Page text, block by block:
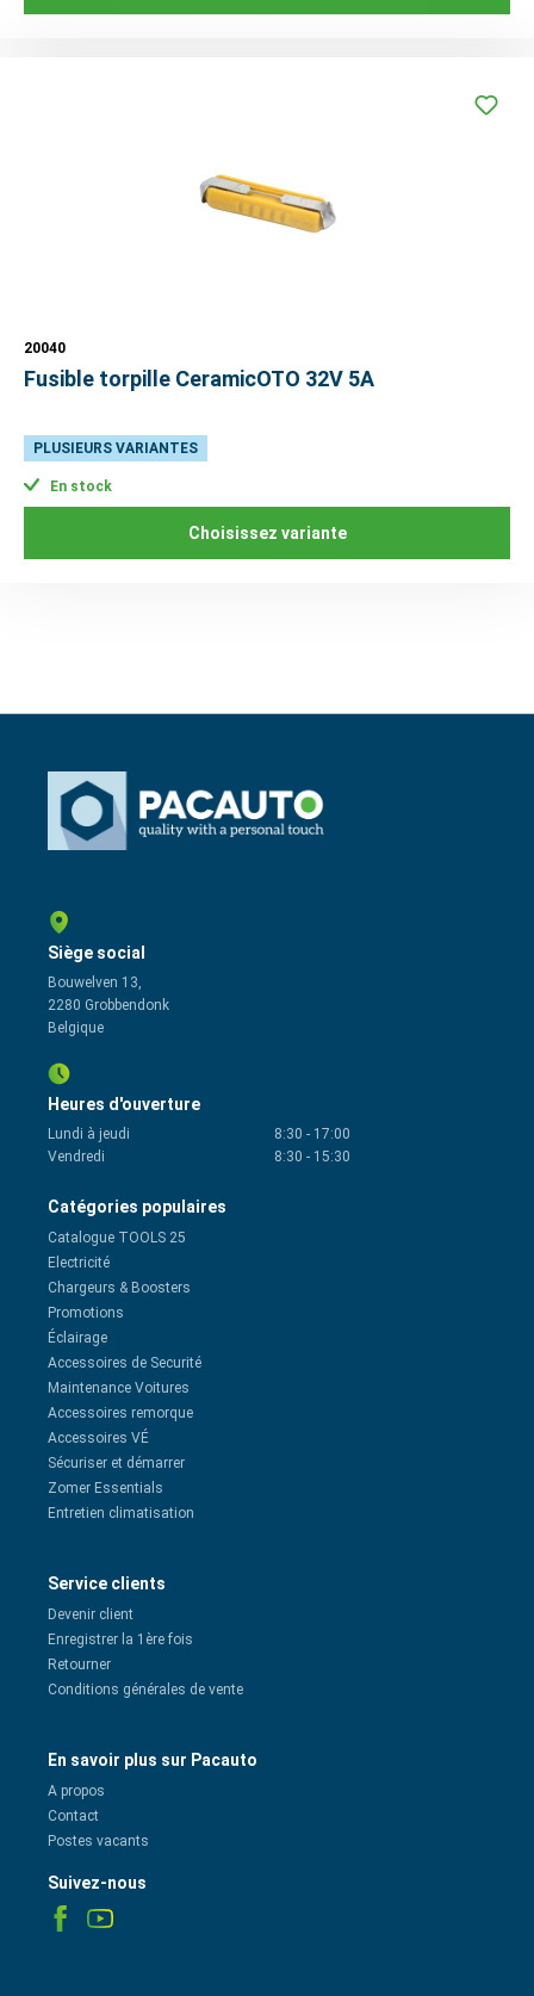
20040
Fusible torpille CeramicOTO 32V 5A
PLUSIEURS VARIANTES
En stock
Choisissez variante
Siège social
Bouwelven 13,
2280 Grobbendonk
Belgique
Heures d'ouverture
Lundi à jeudi 8:30 - 17:00
Vendredi
8:30 - 15:30
Catégories populaires
Catalogue TOOLS 25
Electricité
Chargeurs & Boosters
Promotions
Éclairage
Accessoires de Securité
Maintenance Voitures
Accessoires remorque
Accessoires VÉ
Sécuriser et démarrer
Zomer Essentials
Entretien climatisation
Service clients
Devenir client
Enregistrer la 1ère fois
Retourner
Conditions générales de vente
En savoir plus sur Pacauto
A propos
Contact
Postes vacants
Suivez-nous